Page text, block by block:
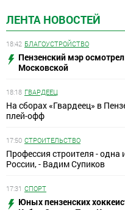
ЛЕНТА НОВОСТЕЙ
18:42 БЛАГОУСТРОЙСТВО
Пензенский мэр
Московской
18:18 ГВАРДЕЕЦ
На сборах «Гвардеец» в
плей-офф
17:50 СТРОИТЕЛЬСТВО
Профессия строителя -
России, - Вадим Супиков
17:31 СПОРТ
Юных пензенских